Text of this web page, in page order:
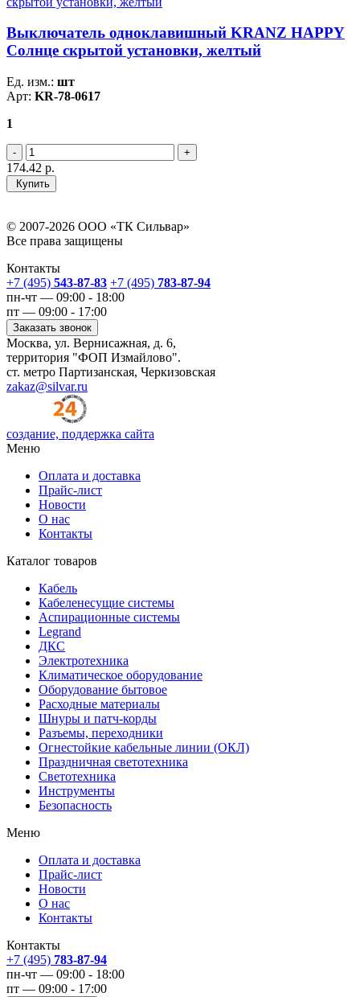
Выключатель одноклавишный KRANZ HAPPY
Солнце скрытой установки, желтый
Ед. изм.: шт
Арт: KR-78-0617
1
174.42 р.
Купить
© 2007-2026 ООО «ТК Сильвар»
Все права защищены
Контакты
+7 (495) 543-87-83 +7 (495) 783-87-94
пн-чт — 09:00 - 18:00
пт — 09:00 - 17:00
Заказать звонок
Москва, ул. Вернисажная, д. 6,
территория "ФОП Измайлово".
ст. метро Партизанская, Черкизовская
zakaz@silvar.ru
создание, поддержка сайта
Меню
Оплата и доставка
Прайс-лист
Новости
О нас
Контакты
Каталог товаров
Кабель
Кабеленесущие системы
Аспирационные системы
Legrand
ДКС
Электротехника
Климатическое оборудование
Оборудование бытовое
Расходные материалы
Шнуры и патч-корды
Разъемы, переходники
Огнестойкие кабельные линии (ОКЛ)
Праздничная светотехника
Светотехника
Инструменты
Безопасность
Меню
Оплата и доставка
Прайс-лист
Новости
О нас
Контакты
Контакты
+7 (495) 783-87-94
пн-чт — 09:00 - 18:00
пт — 09:00 - 17:00